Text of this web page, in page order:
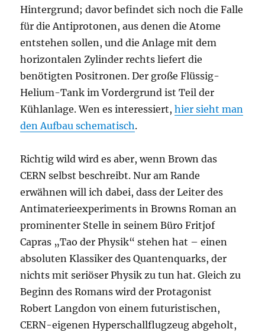
Hintergrund; davor befindet sich noch die Falle
für die Antiprotonen, aus denen die Atome
entstehen sollen, und die Anlage mit dem
horizontalen Zylinder rechts liefert die
benötigten Positronen. Der große Flüssig-
Helium-Tank im Vordergrund ist Teil der
Kühlanlage. Wen es interessiert,hier sieht man
den Aufbau schematisch.
Richtig wild wird es aber, wenn Brown das
CERN selbst beschreibt. Nur am Rande
erwähnen will ich dabei, dass der Leiter des
Antimaterieexperiments in Browns Roman an
prominenter Stelle in seinem Büro Fritjof
Capras „Tao der Physik“ stehen hat – einen
absoluten Klassiker des Quantenquarks, der
nichts mit seriöser Physik zu tun hat. Gleich zu
Beginn des Romans wird der Protagonist
Robert Langdon von einem futuristischen,
CERN-eigenen Hyperschallflugzeug abgeholt,